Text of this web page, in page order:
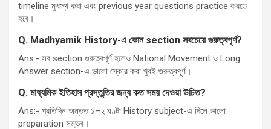
timeline মুখস্থ করা এবং previous year questions practice করতে
হবে।
Q. Madhyamik History-এ কোন section সবচেয়ে গুরুত্বপূর্ণ?
Ans:- সব section গুরুত্বপূর্ণ হলেও National Movement ও Long
Answer section-এ ভালো স্কোর করা খুবই গুরুত্বপূর্ণ।
Q. মাধ্যমিক ইতিহাস প্রস্তুতির জন্য কত সময় দেওয়া উচিত?
Ans:- প্রতিদিন অন্তত ১–২ ঘণ্টা History subject-এ দিলে ভালো
preparation সম্ভব।